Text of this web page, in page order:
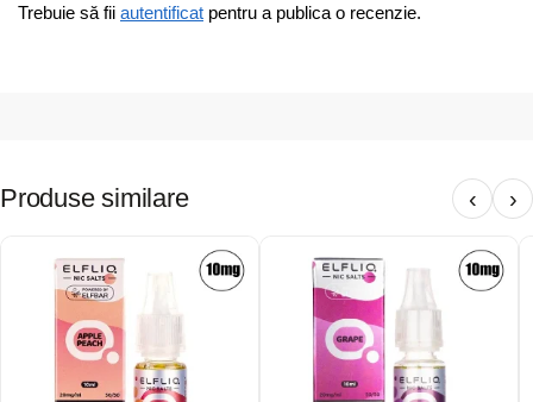
Trebuie să fii autentificat pentru a publica o recenzie.
Produse similare ‹ ›